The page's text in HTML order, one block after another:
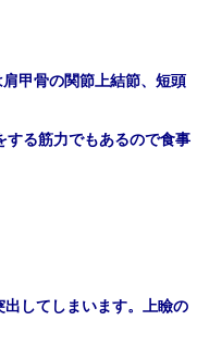
甲骨の関節上結節、短頭
する筋力でもあるので食事
してしまいます。上瞼の